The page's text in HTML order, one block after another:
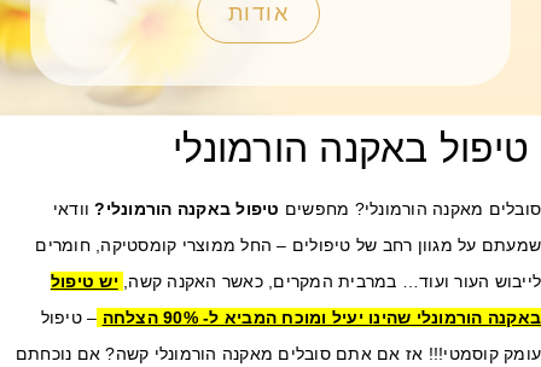
אודות
טיפול באקנה הורמונלי
מאקנה הורמונלי? מחפשיםטיפול באקנה הורמונלי?וודאי
על מגוון רחב של טיפולים – החל ממוצרי קומסטיקה, חומרים
העור ועוד… במרבית המקרים, כאשר האקנה קשה,
יש טיפול
הורמונלי שהינו יעיל ומוכח המביא ל- 90% הצלחה
– טיפול
קוסמטי!!! אז אם אתם סובלים מאקנה הורמונלי קשה? אם נוכחתם